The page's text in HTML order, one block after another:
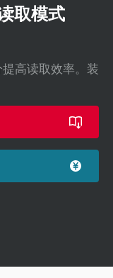
取模式
高读取效率。装